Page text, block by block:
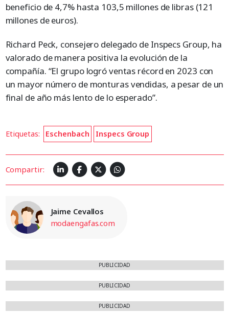
beneficio de 4,7% hasta 103,5 millones de libras (121
millones de euros).
Richard Peck, consejero delegado de Inspecs Group, ha
valorado de manera positiva la evolución de la
compañía. “El grupo logró ventas récord en 2023 con
un mayor número de monturas vendidas, a pesar de un
final de año más lento de lo esperado”.
Etiquetas: Eschenbach Inspecs Group
Compartir:
Jaime Cevallos
modaengafas.com
PUBLICIDAD
PUBLICIDAD
PUBLICIDAD